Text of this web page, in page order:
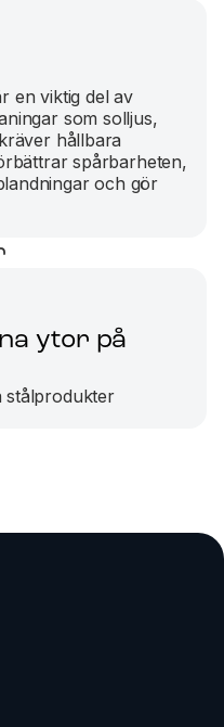
en viktig del av
som solljus,
hållbara
spårbarheten,
och gör
ytor på
stålprodukter